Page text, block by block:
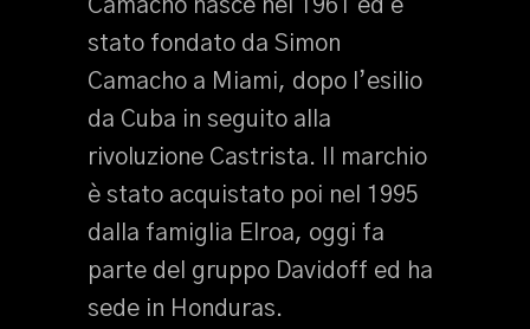
Camacho nasce nel 1961 ed è
stato fondato da Simon
Camacho a Miami, dopo l’esilio
da Cuba in seguito alla
rivoluzione Castrista. Il marchio
è stato acquistato poi nel 1995
dalla famiglia Elroa, oggi fa
parte del gruppo Davidoff ed ha
sede in Honduras.